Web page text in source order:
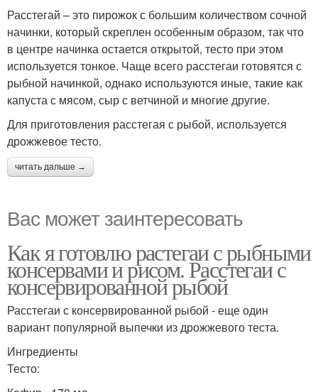
Расстегай – это пирожок с большим количеством сочной
начинки, который скреплен особенным образом, так что
в центре начинка остается открытой, тесто при этом
используется тонкое. Чаще всего расстегаи готовятся с
рыбной начинкой, однако используются иные, такие как
капуста с мясом, сыр с ветчиной и многие другие.
Для приготовления расстегая с рыбой, используется
дрожжевое тесто.
читать дальше →
Вас может заинтересовать
Как я готовлю растегаи с рыбными
консервами и рисом. Расстегаи с
консервированной рыбой
Расстегаи с консервированной рыбой - еще один
вариант популярной выпечки из дрожжевого теста.
Ингредиенты
Тесто: